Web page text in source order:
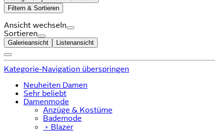
Filtern & Sortieren
Ansicht wechseln
Sortieren
Galerieansicht Listenansicht
Kategorie-Navigation überspringen
Neuheiten Damen
Sehr beliebt
Damenmode
Anzüge & Kostüme
Bademode
﹢ Blazer